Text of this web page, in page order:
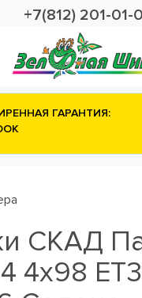
+7(812) 201-01-
СКАД
4x98